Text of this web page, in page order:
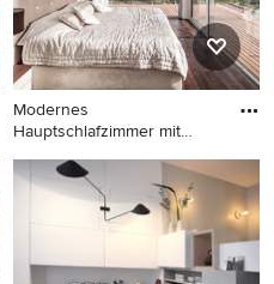
Modernes
Hauptschlafzimmer mit
Modernes
Hauptschlafzimmer mit
dunklem Holzboden, weißer
Wandfarbe und braunem
Boden in Sonstige